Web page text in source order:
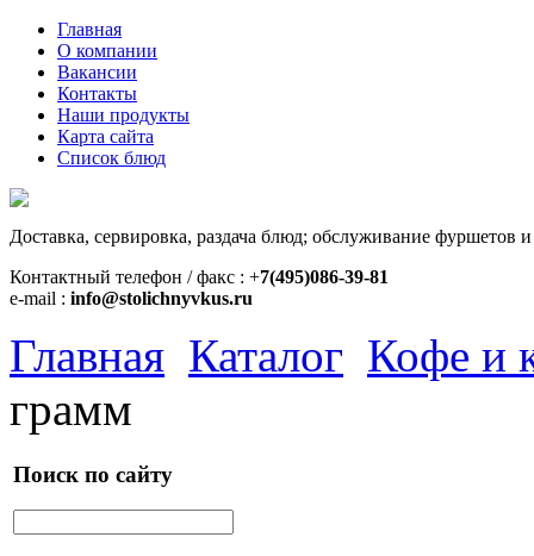
Главная
О компании
Вакансии
Контакты
Наши продукты
Карта сайта
Список блюд
Доставка, сервировка, раздача блюд; обслуживание фуршетов
Контактный телефон / факс : +7(495)086-39-81
e-mail : info@stolichnyvkus.ru
Главная Каталог Кофе и
грамм
Поиск по сайту